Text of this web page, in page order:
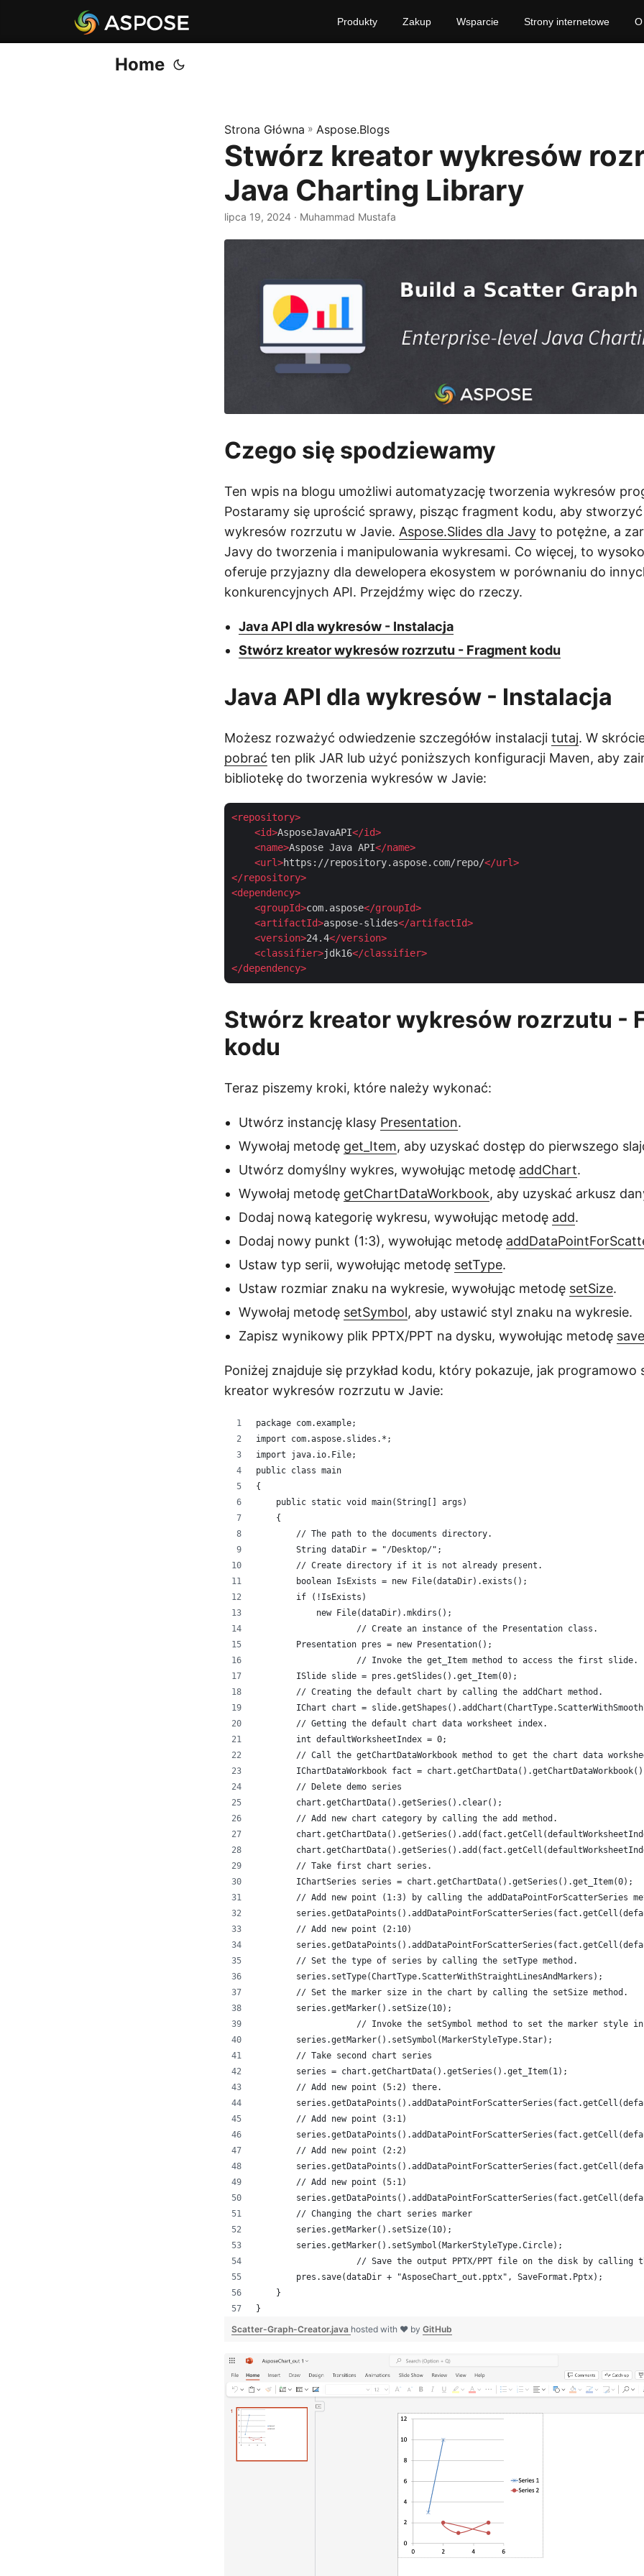
Produkty Zakup Wsparcie Strony internetowe
Home
Strona Główna » Aspose.Blogs
Stwórz kreator wykresów
Java Charting Library
lipca 19, 2024 · Muhammad Mustafa
Czego się spodziewamy
Ten wpis na blogu umożliwi automatyzację tworzenia wykresów
Postaramy się uprościć sprawy, pisząc fragment kodu, aby
wykresów rozrzutu w Javie. Aspose.Slides dla Javy to potężne, a
Javy do tworzenia i manipulowania wykresami. Co więcej, to
oferuje przyjazny dla dewelopera ekosystem w porównaniu do
konkurencyjnych API. Przejdźmy więc do rzeczy.
Java API dla wykresów - Instalacja
Stwórz kreator wykresów rozrzutu - Fragment kodu
Java API dla wykresów - Instalacja
Możesz rozważyć odwiedzenie szczegółów instalacji tutaj. W
pobrać ten plik JAR lub użyć poniższych konfiguracji Maven, aby
bibliotekę do tworzenia wykresów w Javie:
<repository>
<id>AsposeJavaAPI</id>
<name>Aspose Java API</name>
<url>https://repository.aspose.com/repo/</url>
</repository>
<dependency>
<groupId>com.aspose</groupId>
<artifactId>aspose-slides</artifactId>
<version>24.4</version>
<classifier>jdk16</classifier>
</dependency>
Stwórz kreator wykresów rozrzutu -
kodu
Teraz piszemy kroki, które należy wykonać:
Utwórz instancję klasy Presentation.
Wywołaj metodę get_Item, aby uzyskać dostęp do pierwszego
Utwórz domyślny wykres, wywołując metodę addChart.
Wywołaj metodę getChartDataWorkbook, aby uzyskać arkusz
Dodaj nową kategorię wykresu, wywołując metodę add.
Dodaj nowy punkt (1:3), wywołując metodę
Ustaw typ serii, wywołując metodę setType.
Ustaw rozmiar znaku na wykresie, wywołując metodę setSize.
Wywołaj metodę setSymbol, aby ustawić styl znaku na wykresie.
Zapisz wynikowy plik PPTX/PPT na dysku, wywołując metodę save
Poniżej znajduje się przykład kodu, który pokazuje, jak programowo
kreator wykresów rozrzutu w Javie:
package com.example;
import com.aspose.slides.*;
import java.io.File;
public class main
{
    public static void main(String[] args)
    {
        // The path to the documents directory.
        String dataDir = "/Desktop/";
        // Create directory if it is not already present.
        boolean IsExists = new File(dataDir).exists();
        if (!IsExists)
            new File(dataDir).mkdirs();
		    // Create an instance of the Presentation class.
        Presentation pres = new Presentation();
		    // Invoke the get_Item method to access the first slide.
        ISlide slide = pres.getSlides().get_Item(0);
        // Creating the default chart by calling the addChart method.
IChart chart =
        // Getting the default chart data worksheet index.
        int defaultWorksheetIndex = 0;
// Call the getChartDataWorkbook method to get the chart data
IChartDataWorkbook fact =
        // Delete demo series
        chart.getChartData().getSeries().clear();
        // Add new chart category by calling the add method.
        // Take first chart series.
        IChartSeries series = chart.getChartData().getSeries().get_Item(0);
// Add new point (1:3) by calling the addDataPointForScatterSeries
        // Add new point (2:10)
        // Set the type of series by calling the setType method.
        series.setType(ChartType.ScatterWithStraightLinesAndMarkers);
        // Set the marker size in the chart by calling the setSize method.
        series.getMarker().setSize(10);
// Invoke the setSymbol method to set the marker style
        series.getMarker().setSymbol(MarkerStyleType.Star);
        // Take second chart series
        series = chart.getChartData().getSeries().get_Item(1);
        // Add new point (5:2) there.
        // Add new point (3:1)
        // Add new point (2:2)
        // Add new point (5:1)
        // Changing the chart series marker
        series.getMarker().setSize(10);
        series.getMarker().setSymbol(MarkerStyleType.Circle);
// Save the output PPTX/PPT file on the disk by calling
        pres.save(dataDir + "AsposeChart_out.pptx", SaveFormat.Pptx);
    }
}
Scatter-Graph-Creator.java hosted with ❤ by GitHub